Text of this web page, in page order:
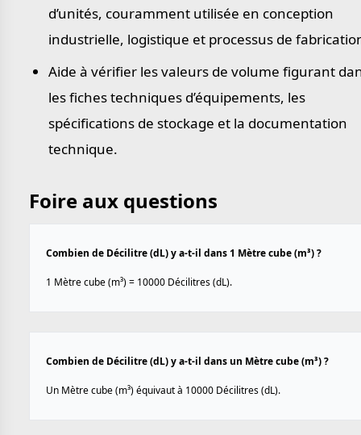
d’unités, couramment utilisée en conception
industrielle, logistique et processus de
Aide à vérifier les valeurs de volume figurant
les fiches techniques d’équipements, les
spécifications de stockage et la documentation
technique.
Foire aux questions
Combien de Décilitre (dL) y a-t-il dans 1 Mètre cube (m³) ?
1 Mètre cube (m³) = 10000 Décilitres (dL).
Combien de Décilitre (dL) y a-t-il dans un Mètre cube (m³) ?
Un Mètre cube (m³) équivaut à 10000 Décilitres (dL).